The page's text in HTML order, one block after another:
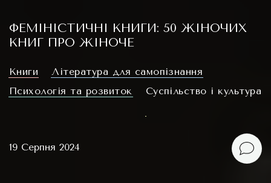
ФЕМІНІСТИЧНІ КНИГИ: 50 ЖІНОЧИХ
КНИГ ПРО ЖІНОЧЕ
Книги
Література для самопізнання
Психологія та розвиток
Суспільство і культура
19 Серпня 2024